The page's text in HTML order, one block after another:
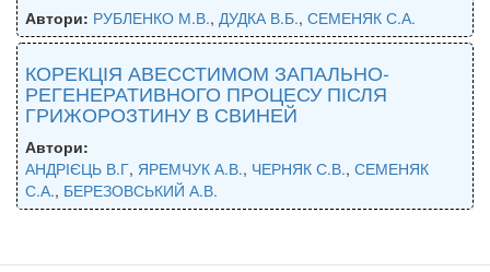
Автори: РУБЛЕНКО М.В., ДУДКА В.Б., СЕМЕНЯК С.А.
КОРЕКЦІЯ АВЕССТИМОМ ЗАПАЛЬНО-
РЕГЕНЕРАТИВНОГО ПРОЦЕСУ ПІСЛЯ
ГРИЖОРОЗТИНУ В СВИНЕЙ
Автори:
АНДРІЄЦЬ В.Г, ЯРЕМЧУК А.В., ЧЕРНЯК С.В., СЕМЕНЯК
С.А., БЕРЕЗОВСЬКИЙ А.В.